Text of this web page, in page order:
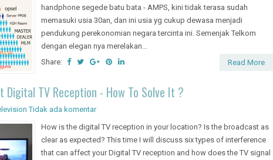
handphone segede batu bata - AMPS, kini tidak terasa sudah
memasuki usia 30an, dan ini usia yg cukup dewasa menjadi
pendukung perekonomian negara tercinta ini. Semenjak Telkom
dengan elegan nya merelakan...
Share:
Read More
TV Reception - How To Solve It ?
Tidak ada komentar
How is the digital TV reception in your location? Is the broadcast as
clear as expected? This time I will discuss six types of interference
that can affect your Digital TV reception and how does the TV signal